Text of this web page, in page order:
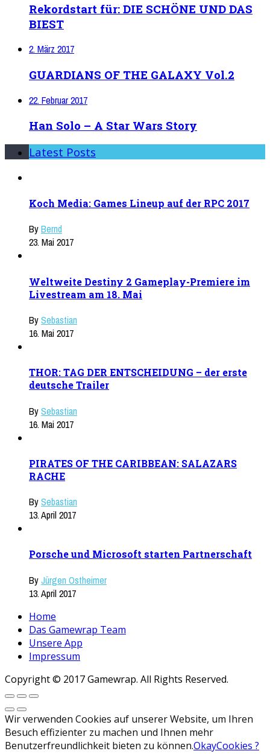
Rekordstart für: DIE SCHÖNE UND DAS
BIEST
2. März 2017
GUARDIANS OF THE GALAXY Vol.2
22. Februar 2017
Han Solo – A Star Wars Story
Latest Posts
Koch Media: Games Lineup auf der RPC 2017
ByBernd
23. Mai 2017
Weltweite Destiny 2 Gameplay-Premiere im
Livestream am 18. Mai
BySebastian
16. Mai 2017
THOR: TAG DER ENTSCHEIDUNG – der erste
deutsche Trailer
BySebastian
16. Mai 2017
PIRATES OF THE CARIBBEAN: SALAZARS
RACHE
BySebastian
13. April 2017
Porsche und Microsoft starten Partnerschaft
ByJürgen Ostheimer
13. April 2017
Home
Das Gamewrap Team
Unsere App
Impressum
Copyright © 2017 Gamewrap. All Rights Reserved.
Wir verwenden Cookies auf unserer Website, um Ihren
Besuch effizienter zu machen und Ihnen mehr
Benutzerfreundlichkeit bieten zu können.OkayCookies ?